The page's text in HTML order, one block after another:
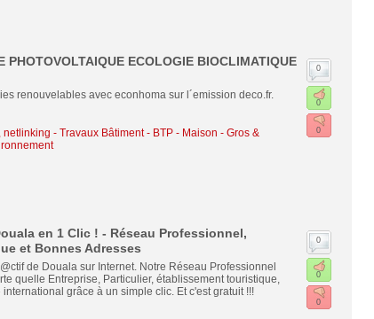
PHOTOVOLTAIQUE ECOLOGIE BIOCLIMATIQUE
renouvelables avec econhoma sur l´emission deco.fr.
netlinking - Travaux Bâtiment - BTP - Maison - Gros &
0
0
0
en 1 Clic ! - Réseau Professionnel,
et Bonnes Adresses
de Douala sur Internet. Notre Réseau Professionnel
quelle Entreprise, Particulier, établissement touristique,
grâce à un simple clic. Et c'est gratuit !!!
0
0
0